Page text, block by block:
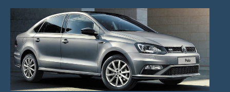
Перейти
содержимому